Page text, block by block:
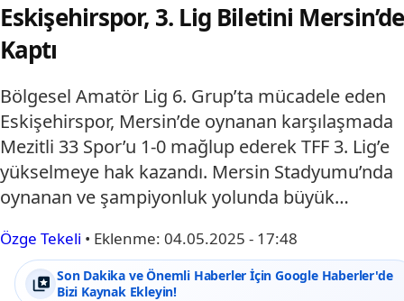
Eskişehirspor, 3. Lig Biletini Mersin’de
Kaptı
Bölgesel Amatör Lig 6. Grup’ta mücadele eden
Eskişehirspor, Mersin’de oynanan karşılaşmada
Mezitli 33 Spor’u 1-0 mağlup ederek TFF 3. Lig’e
yükselmeye hak kazandı. Mersin Stadyumu’nda
oynanan ve şampiyonluk yolunda büyük…
Özge Tekeli • Eklenme: 04.05.2025 - 17:48
Son Dakika ve Önemli Haberler İçin Google Haberler'de
Bizi Kaynak Ekleyin!